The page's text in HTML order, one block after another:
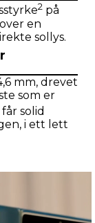
2 på
en
sollys.
mm, drevet
som er
solid
i ett lett